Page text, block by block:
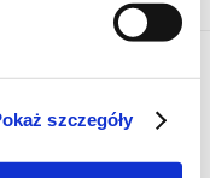
szczegóły